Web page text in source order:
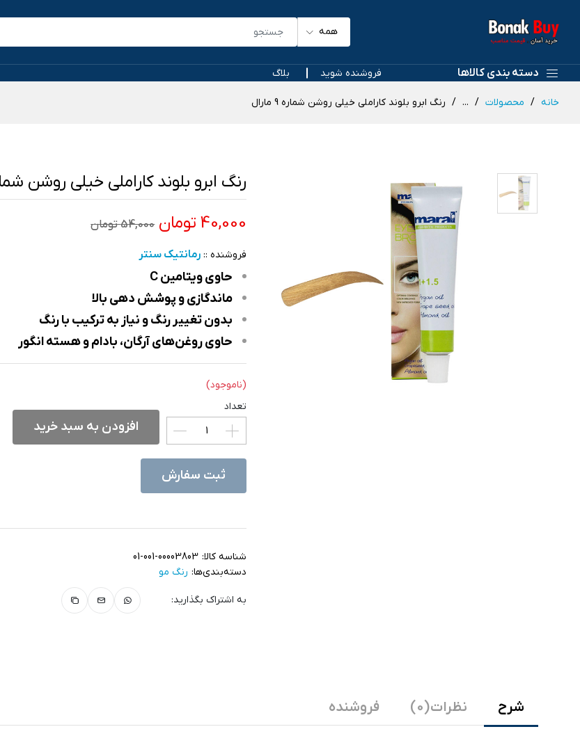
همه
دسته بندی کالاها فروشنده شوید بلاگ
خانه محصولات ... رنگ ابرو بلوند کاراملی خیلی روشن شماره 9 مارال
رنگ ابرو بلوند کاراملی خیلی روشن شماره 9
40,000 تومان
54,000 تومان
فروشنده :: رمانتیک سنتر
حاوی ویتامین C
ماندگازی و پوشش دهی بالا
بدون تغییر رنگ و نیاز به ترکیب با رنگ
حاوی روغن‌های آرگان، بادام و هسته انگور
(ناموجود)
تعداد
افزودن به سبد خرید
ثبت سفارش
شناسه کالا: 01-001-00003803
دسته‌بندی‌ها: رنگ مو
به اشتراک بگذارید:
شرح نظرات (0) فروشنده